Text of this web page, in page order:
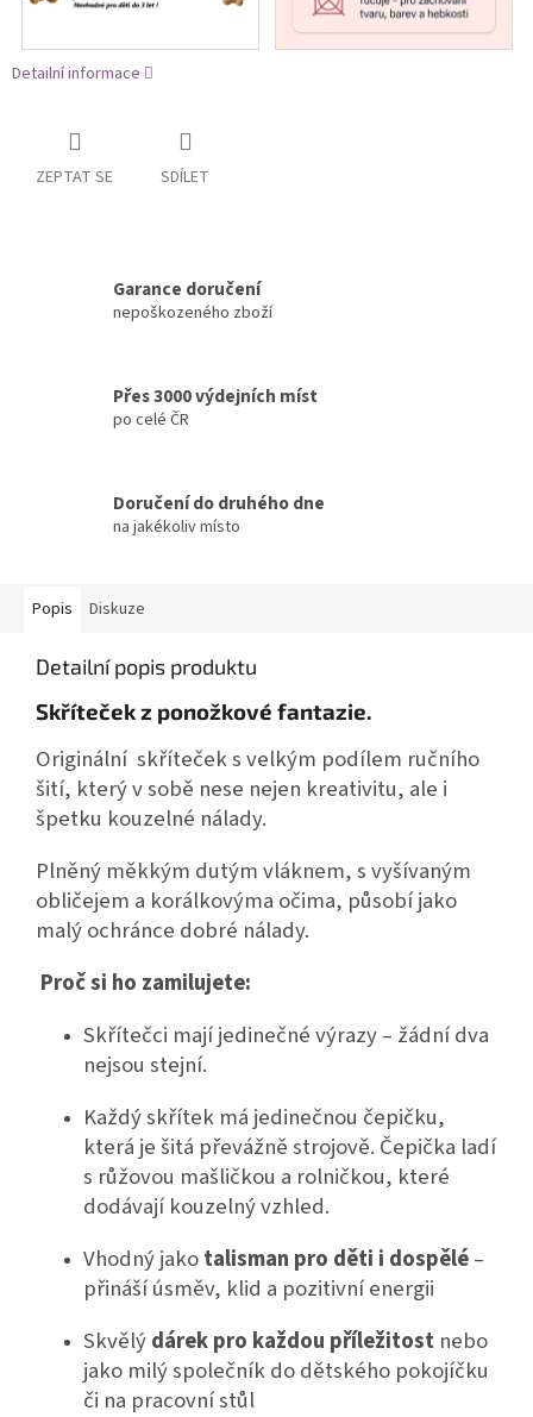
Detailní informace
ZEPTAT SE SDÍLET
Garance doručení
nepoškozeného zboží
Přes 3000 výdejních míst
po celé ČR
Doručení do druhého dne
na jakékoliv místo
Popis Diskuze
Detailní popis produktu
Skříteček z ponožkové fantazie.
Originální skříteček s velkým podílem ručního
šití, který v sobě nese nejen kreativitu, ale i
špetku kouzelné nálady.
Plněný měkkým dutým vláknem, s vyšívaným
obličejem a korálkovýma očima, působí jako
malý ochránce dobré nálady.
Proč si ho zamilujete:
Skřítečci mají jedinečné výrazy – žádní dva
nejsou stejní.
Každý skřítek má jedinečnou čepičku,
která je šitá převážně strojově. Čepička ladí
s růžovou mašličkou a rolničkou, které
dodávají kouzelný vzhled.
Vhodný jakotalisman pro děti i dospělé–
přináší úsměv, klid a pozitivní energii
Skvělýdárek pro každou příležitost nebo
jako milý společník do dětského pokojíčku
či na pracovní stůl